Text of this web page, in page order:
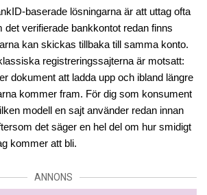
baserade lösningarna är att uttag ofta
det verifierade bankkontot redan finns
kan skickas tillbaka till samma konto.
registreringssajterna är motsatt:
dokument att ladda upp och ibland längre
kommer fram. För dig som konsument
modell en sajt använder redan innan
det säger en hel del om hur smidigt
kommer att bli.
ANNONS